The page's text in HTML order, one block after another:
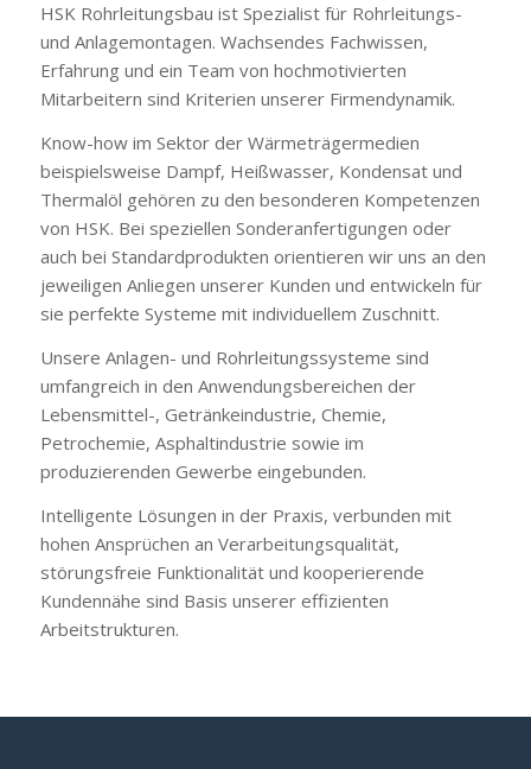
HSK Rohrleitungsbau ist Spezialist für Rohrleitungs-
und Anlagemontagen. Wachsendes Fachwissen,
Erfahrung und ein Team von hochmotivierten
Mitarbeitern sind Kriterien unserer Firmendynamik.
Know-how im Sektor der Wärmeträgermedien
beispielsweise Dampf, Heißwasser, Kondensat und
Thermalöl gehören zu den besonderen Kompetenzen
von HSK. Bei speziellen Sonderanfertigungen oder
auch bei Standardprodukten orientieren wir uns an den
jeweiligen Anliegen unserer Kunden und entwickeln für
sie perfekte Systeme mit individuellem Zuschnitt.
Unsere Anlagen- und Rohrleitungssysteme sind
umfangreich in den Anwendungsbereichen der
Lebensmittel-, Getränkeindustrie, Chemie,
Petrochemie, Asphaltindustrie sowie im
produzierenden Gewerbe eingebunden.
Intelligente Lösungen in der Praxis, verbunden mit
hohen Ansprüchen an Verarbeitungsqualität,
störungsfreie Funktionalität und kooperierende
Kundennähe sind Basis unserer effizienten
Arbeitstrukturen.